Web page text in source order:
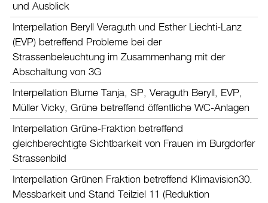
und Ausblick
Interpellation Beryll Veraguth und Esther Liechti-Lanz
(EVP) betreffend Probleme bei der
Strassenbeleuchtung im Zusammenhang mit der
Abschaltung von 3G
Interpellation Blume Tanja, SP, Veraguth Beryll, EVP,
Müller Vicky, Grüne betreffend öffentliche WC-Anlagen
Interpellation Grüne-Fraktion betreffend
gleichberechtigte Sichtbarkeit von Frauen im Burgdorfer
Strassenbild
Interpellation Grünen Fraktion betreffend Klimavision30.
Messbarkeit und Stand Teilziel 11 (Reduktion